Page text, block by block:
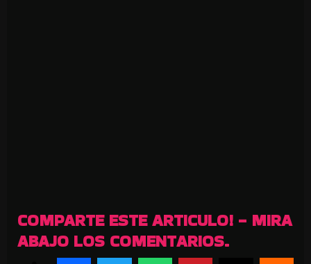
COMPARTE ESTE ARTICULO! - MIRA
ABAJO LOS COMENTARIOS.